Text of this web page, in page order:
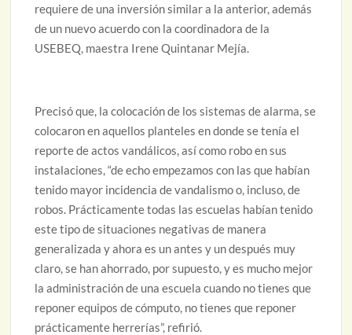
requiere de una inversión similar a la anterior, además
de un nuevo acuerdo con la coordinadora de la
USEBEQ, maestra Irene Quintanar Mejía.
Precisó que, la colocación de los sistemas de alarma, se
colocaron en aquellos planteles en donde se tenía el
reporte de actos vandálicos, así como robo en sus
instalaciones, “de echo empezamos con las que habían
tenido mayor incidencia de vandalismo o, incluso, de
robos. Prácticamente todas las escuelas habían tenido
este tipo de situaciones negativas de manera
generalizada y ahora es un antes y un después muy
claro, se han ahorrado, por supuesto, y es mucho mejor
la administración de una escuela cuando no tienes que
reponer equipos de cómputo, no tienes que reponer
prácticamente herrerías”, refirió.